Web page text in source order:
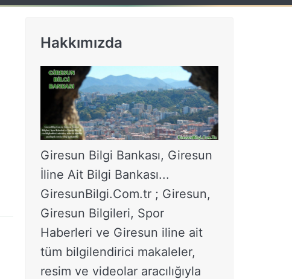
Hakkımızda
Giresun Bilgi Bankası, Giresun
İline Ait Bilgi Bankası...
GiresunBilgi.Com.tr ; Giresun,
Giresun Bilgileri, Spor
Haberleri ve Giresun iline ait
tüm bilgilendirici makaleler,
resim ve videolar aracılığıyla